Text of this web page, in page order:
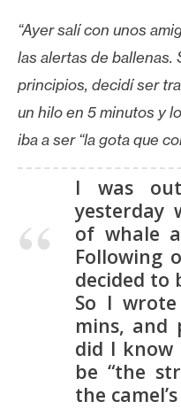
“Ayer salí con unos
las alertas de ballenas.
principios, decidí ser
un hilo en 5 minutos y
iba a ser “la gota que
I was
yesterday
of whale
Following
decided to
So I
mins, and
did I know
be “the
the